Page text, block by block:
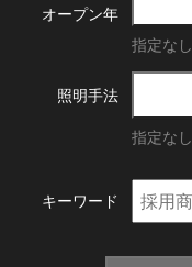
オープン年
指定なし
照明手法
指定なし
キーワード